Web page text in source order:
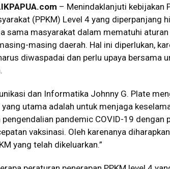
– Menindaklanjuti kebijakan
(PPKM) Level 4 yang diperpanjang
sama masyarakat dalam mematuhi
masing daerah. Hal ini diperlukan,
diwaspadai dan perlu upaya bersama
dan Informatika Johnny G. Plate
utama adalah untuk menjaga
pandemic COVID-19 dengan
vaksinasi. Oleh karenanya
yang telah dikeluarkan.”